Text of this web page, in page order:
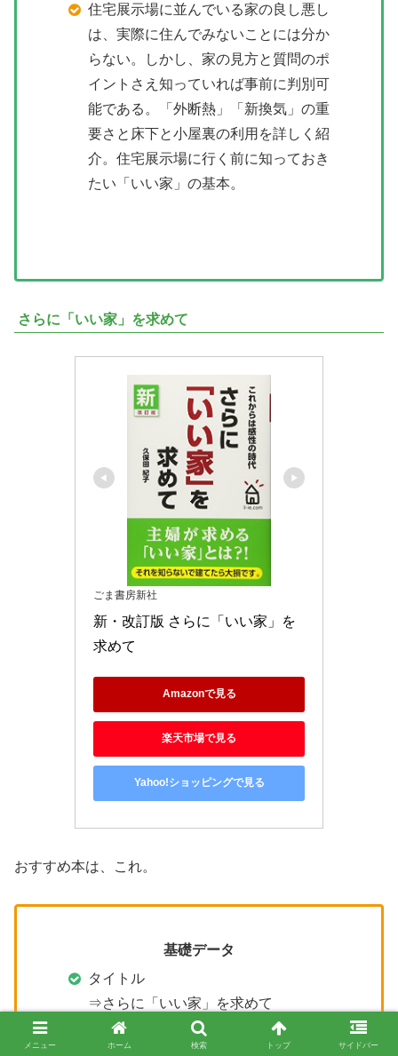
住宅展示場に並んでいる家の良し悪し
は、実際に住んでみないことには分か
らない。しかし、家の見方と質問のポ
イントさえ知っていれば事前に判別可
能である。「外断熱」「新換気」の重
要さと床下と小屋裏の利用を詳しく紹
介。住宅展示場に行く前に知っておき
たい「いい家」の基本。
さらに「いい家」を求めて
ごま書房新社
新・改訂版 さらに「いい家」を
求めて
Amazonで見る
楽天市場で見る
Yahoo!ショッピングで見る
おすすめ本は、これ。
基礎データ
タイトル
⇒さらに「いい家」を求めて
著者
メニュー ホーム 検索 トップ サイドバー